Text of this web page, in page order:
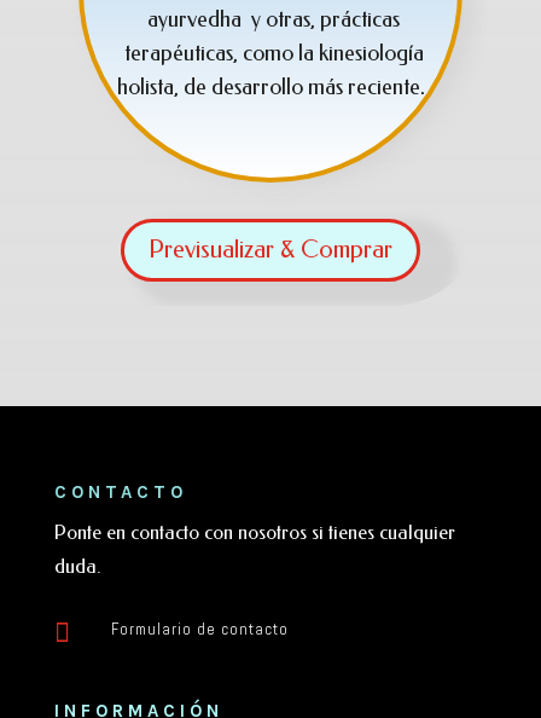
ayurvedha y otras, prácticas
terapéuticas, como la kinesiología
holista, de desarrollo más reciente.
Previsualizar & Comprar
CONTACTO
Ponte en contacto con nosotros si tienes cualquier
duda.
 Formulario de contacto
INFORMACIÓN